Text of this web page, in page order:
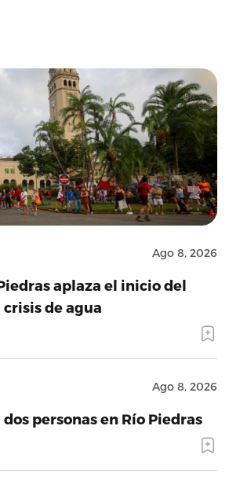
Ago 8, 2026
aplaza el inicio del
de agua
Ago 8, 2026
personas en Río Piedras